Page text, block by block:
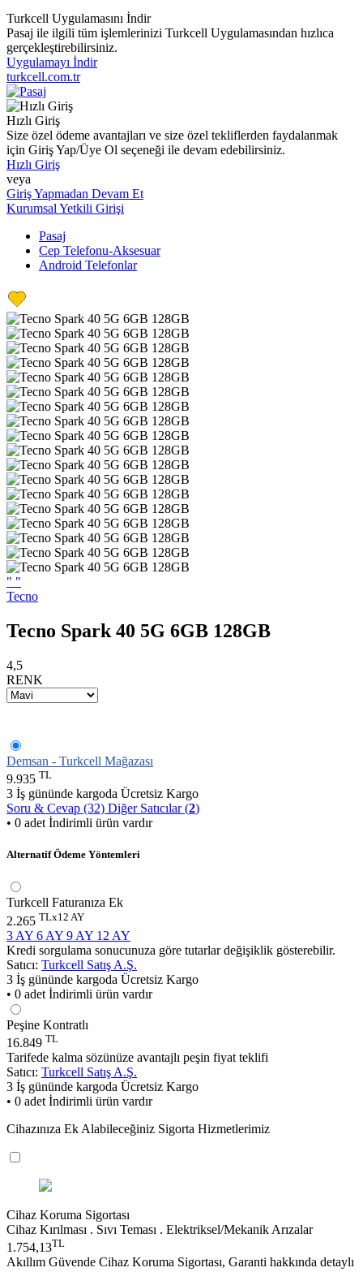
Turkcell Uygulamasını İndir
Pasaj ile ilgili tüm işlemlerinizi Turkcell Uygulamasından hızlıca
gerçekleştirebilirsiniz.
Uygulamayı İndir
turkcell.com.tr
Hızlı Giriş
Size özel ödeme avantajları ve size özel tekliflerden faydalanmak
için Giriş Yap/Üye Ol seçeneği ile devam edebilirsiniz.
Hızlı Giriş
veya
Giriş Yapmadan Devam Et
Kurumsal Yetkili Girişi
Pasaj
Cep Telefonu-Aksesuar
Android Telefonlar
" "
Tecno
Tecno Spark 40 5G 6GB 128GB
4,5
RENK
Demsan - Turkcell Mağazası
9.935 TL
3 İş gününde kargoda Ücretsiz Kargo
Soru & Cevap (32) Diğer Satıcılar (2)
• 0 adet İndirimli ürün vardır
Alternatif Ödeme Yöntemleri
Turkcell Faturanıza Ek
2.265 TLx12 AY
3 AY 6 AY 9 AY 12 AY
Kredi sorgulama sonucunuza göre tutarlar değişiklik gösterebilir.
Satıcı: Turkcell Satış A.Ş.
3 İş gününde kargoda Ücretsiz Kargo
• 0 adet İndirimli ürün vardır
Peşine Kontratlı
16.849 TL
Tarifede kalma sözünüze avantajlı peşin fiyat teklifi
Satıcı: Turkcell Satış A.Ş.
3 İş gününde kargoda Ücretsiz Kargo
• 0 adet İndirimli ürün vardır
Cihazınıza Ek Alabileceğiniz Sigorta Hizmetlerimiz
Cihaz Koruma Sigortası
Cihaz Kırılması . Sıvı Teması . Elektriksel/Mekanik Arızalar
1.754,13TL
Akıllım Güvende Cihaz Koruma Sigortası, Garanti hakkında detaylı